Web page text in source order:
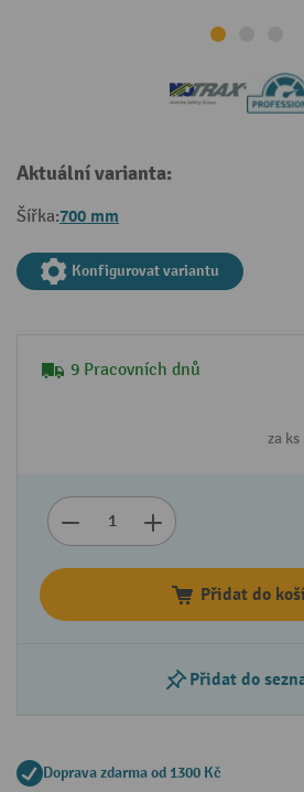
Aktuální varianta:
Šířka:700 mm
Konfigurovat variantu
9 Pracovních dnů
za ks
Přidat do
Přidat do
Doprava zdarma od 1300 Kč